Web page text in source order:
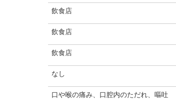
飲食店
飲食店
飲食店
なし
口や喉の痛み、口腔内のただれ、嘔吐